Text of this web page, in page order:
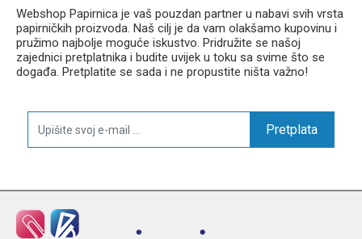
Webshop Papirnica je vaš pouzdan partner u nabavi svih vrsta
papirničkih proizvoda. Naš cilj je da vam olakšamo kupovinu i
pružimo najbolje moguće iskustvo. Pridružite se našoj
zajednici pretplatnika i budite uvijek u toku sa svime što se
događa. Pretplatite se sada i ne propustite ništa važno!
Pretplata